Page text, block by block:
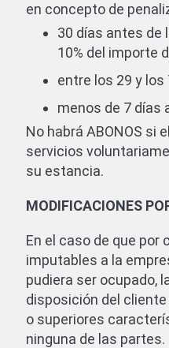
en concepto de
30 días antes de
10% del importe
entre los 29 y los
menos de 7 días
No habrá ABONOS si
servicios
su estancia.
MODIFICACIONES
En el caso de que
imputables a la
pudiera ser ocupado,
disposición del
o superiores
ninguna de las partes.